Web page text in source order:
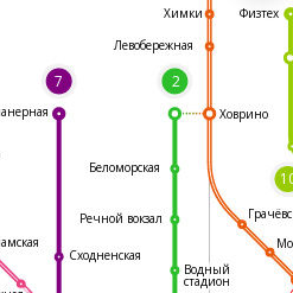
7 2
Химки
Левобережная
Ховрино
Водный
стадион
Сходненская
Физтех
Речной вокзал
Беломорская